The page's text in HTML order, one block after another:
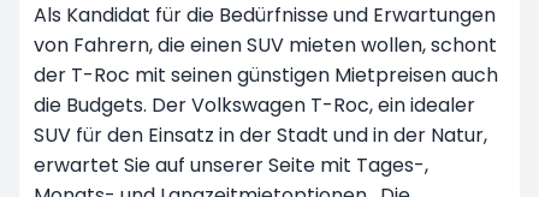
Als Kandidat für die Bedürfnisse und Erwartungen
von Fahrern, die einen SUV mieten wollen, schont
der T-Roc mit seinen günstigen Mietpreisen auch
die Budgets. Der Volkswagen T-Roc, ein idealer
SUV für den Einsatz in der Stadt und in der Natur,
erwartet Sie auf unserer Seite mit Tages-,